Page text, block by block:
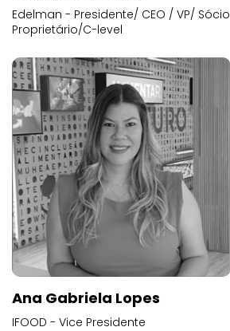
Edelman - Presidente/ CEO / VP/ Sócio
Proprietário/C-level
Ana Gabriela Lopes
IFOOD - Vice Presidente